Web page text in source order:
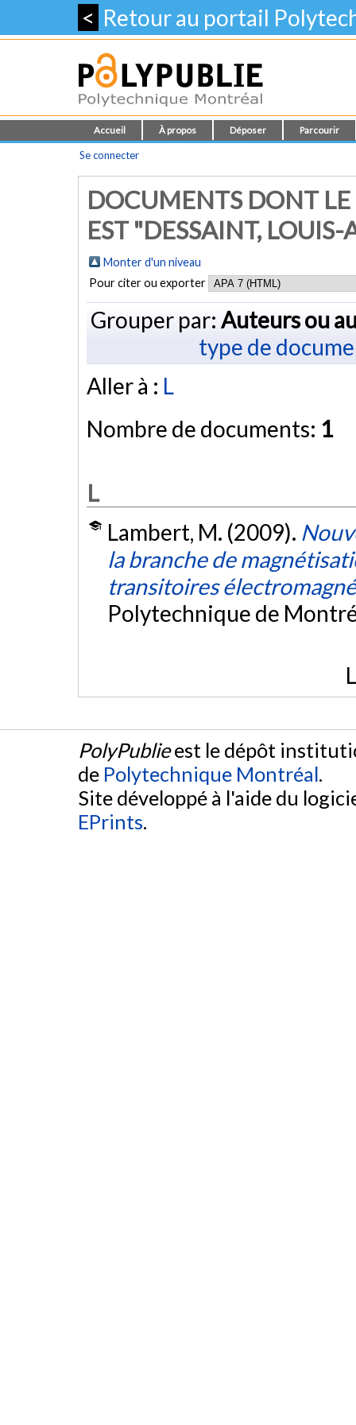
< Retour au portail
Accueil À propos Déposer Parcourir
Se connecter
DOCUMENTS DONT
EST "DESSAINT, LOUIS-
Monter d'un niveau
Pour citer ou exporter
Grouper par: Auteurs ou
type de
Aller à : L
Nombre de documents: 1
L
Lambert, M. (2009).
la branche de
transitoires
Polytechnique de
PolyPublieest le dépôt
de Polytechnique Montréal.
Site développé à l'aide du
EPrints.